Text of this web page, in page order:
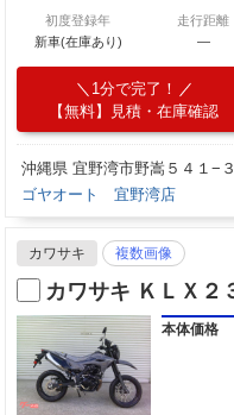
初度登録年
新車(在庫あり)
走行距離
―
1分で完了！
【無料】見積・在庫確認
沖縄県 宜野湾市野嵩５４１−３
ゴヤオート 宜野湾店
カワサキ 複数画像
カワサキ ＫＬＸ２
本体価格